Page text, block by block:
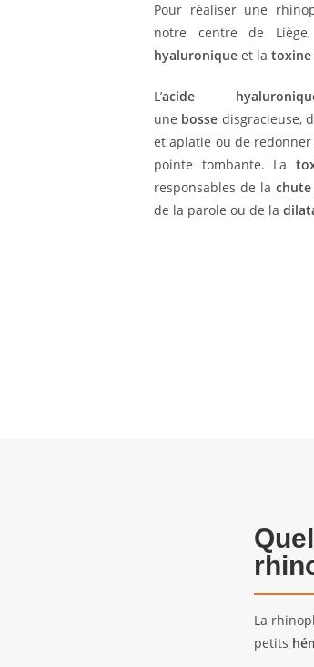
Pour réaliser une
notre centre de
hyaluronique et la
L’acide
une bosse disgracieuse,
et aplatie ou de
pointe tombante. La
responsables de la
de la parole ou de la
La
petits